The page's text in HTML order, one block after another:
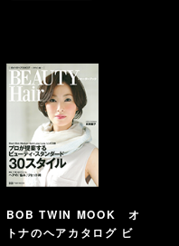
BOB TWIN MOOK オ
トナのヘアカタログ ビ